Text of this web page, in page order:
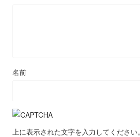
名前
上に表示された文字を入力してください。